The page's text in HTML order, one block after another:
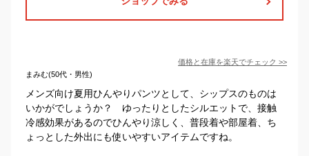
価格と在庫を楽天でチェック >>
まみむ(50代・男性)
メンズ向け夏用ひんやりパンツとして、シップスのものは
いかがでしょうか？ ゆったりとしたシルエットで、接触
冷感効果があるのでひんやり涼しく、普段着や部屋着、ち
ょっとした外出にも使いやすいアイテムですね。